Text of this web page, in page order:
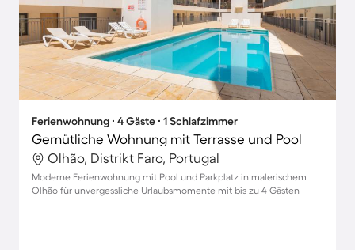
Ferienwohnung ∙ 4 Gäste ∙ 1 Schlafzimmer
Gemütliche Wohnung mit Terrasse und Pool
Olhão, Distrikt Faro, Portugal
Moderne Ferienwohnung mit Pool und Parkplatz in malerischem
Olhão für unvergessliche Urlaubsmomente mit bis zu 4 Gästen